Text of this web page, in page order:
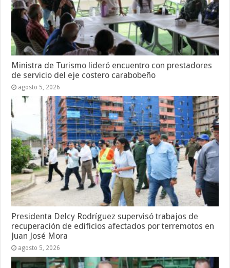
Ministra de Turismo lideró encuentro con prestadores
de servicio del eje costero carabobeño
agosto 5, 2026
Presidenta Delcy Rodríguez supervisó trabajos de
recuperación de edificios afectados por terremotos en
Juan José Mora
agosto 5, 2026